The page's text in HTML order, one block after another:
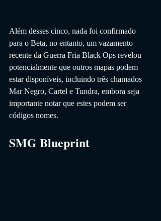
Além desses cinco, nada foi confirmado
para o Beta, no entanto, um vazamento
recente da Guerra Fria Black Ops revelou
potencialmente que outros mapas podem
estar disponíveis, incluindo três chamados
Mar Negro, Cartel e Tundra, embora seja
importante notar que estes podem ser
códigos nomes.
SMG Blueprint